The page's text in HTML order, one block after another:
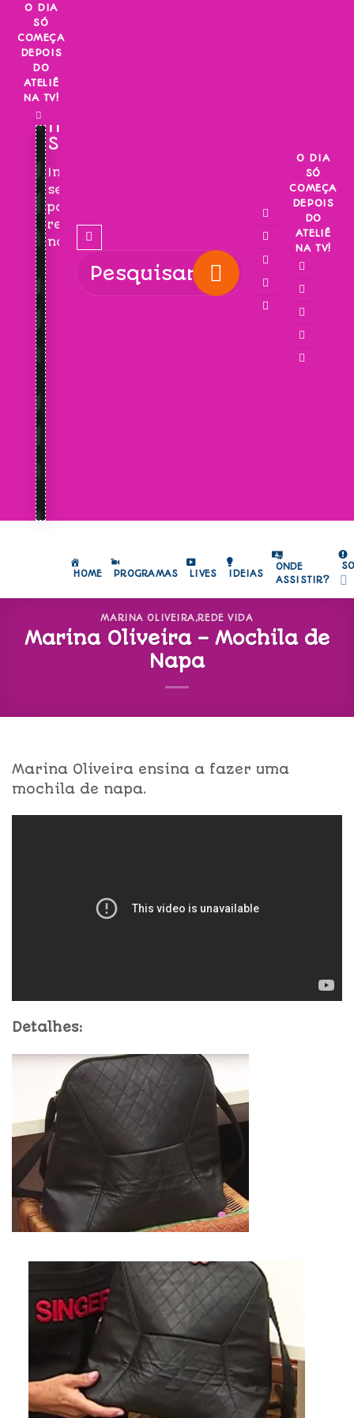
Skip
content
O DIA
SÓ
COMEÇA
DEPOIS
DO
ATELIÊ
NA TV!
INSCREVA-
SE!
Inscreva-
se
para
receber
novidades!
O DIA
SÓ
COMEÇA
DEPOIS
DO
ATELIÊ
NA TV!
HOME PROGRAMAS LIVES IDEIAS
ONDE
ASSISTIR?
MARINA OLIVEIRA,REDE VIDA
Marina Oliveira – Mochila de
Napa
Marina Oliveira ensina a fazer uma
mochila de napa.
Detalhes: